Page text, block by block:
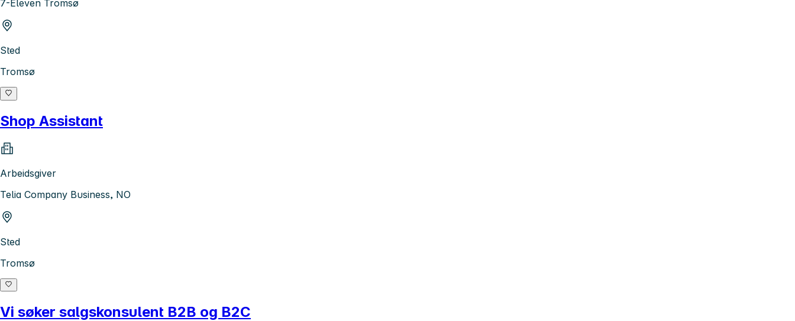
7-Eleven Tromsø
Sted
Tromsø
Shop Assistant
Arbeidsgiver
Telia Company Business, NO
Sted
Tromsø
Vi søker salgskonsulent B2B og B2C